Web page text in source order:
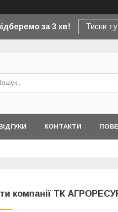
за 3 хв! Тисни
КОНТАКТИ
компанії ТК